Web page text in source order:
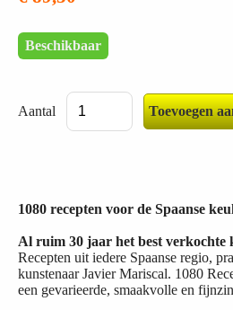
Beschikbaar
Aantal
1080 recepten voor de Spaanse
Al ruim 30 jaar het best verkochte
Recepten uit iedere Spaanse regio,
kunstenaar Javier Mariscal. 1080
een gevarieerde, smaakvolle en